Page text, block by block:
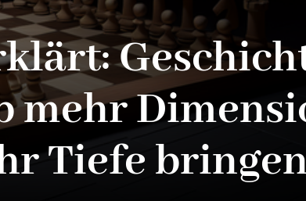
mehr
Tiefe